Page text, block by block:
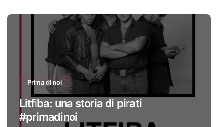
Prima di noi
Litfiba: una storia di pirati
#primadinoi